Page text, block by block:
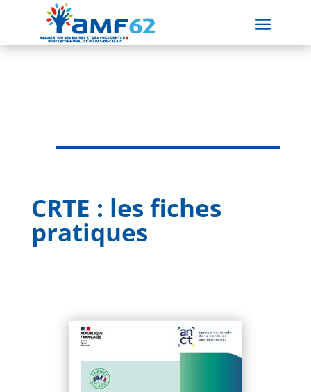
CRTE : les fiches
pratiques